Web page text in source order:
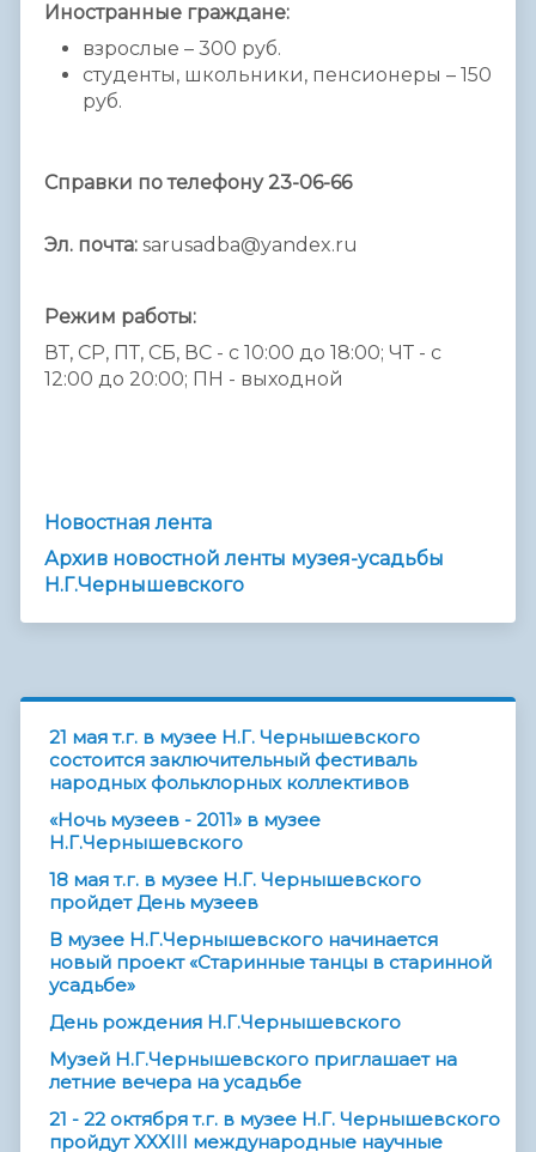
Иностранные граждане:
взрослые – 300 руб.
студенты, школьники, пенсионеры – 150
руб.
Справки по телефону 23-06-66
Эл. почта: sarusadba@yandex.ru
Режим работы:
ВТ, СР, ПТ, СБ, ВС - с 10:00 до 18:00; ЧТ - с
12:00 до 20:00; ПН - выходной
Новостная лента
Архив новостной ленты музея-усадьбы
Н.Г.Чернышевского
21 мая т.г. в музее Н.Г. Чернышевского
состоится заключительный фестиваль
народных фольклорных коллективов
«Ночь музеев - 2011» в музее
Н.Г.Чернышевского
18 мая т.г. в музее Н.Г. Чернышевского
пройдет День музеев
В музее Н.Г.Чернышевского начинается
новый проект «Старинные танцы в старинной
усадьбе»
День рождения Н.Г.Чернышевского
Музей Н.Г.Чернышевского приглашает на
летние вечера на усадьбе
21 - 22 октября т.г. в музее Н.Г. Чернышевского
пройдут XXXIII международные научные